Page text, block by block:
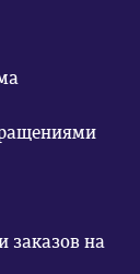
заказов на